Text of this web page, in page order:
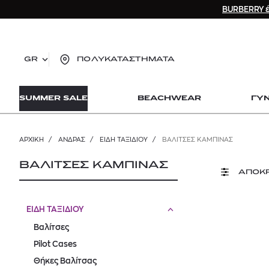
GR ΠΟΛΥΚΑΤΑΣΤΗΜΑΤΑ
SUMMER SALE BEACHWEAR
ΑΡΧΙΚΉ / ΑΝΔΡΑΣ / ΕΙΔΗ ΤΑΞΙΔΙΟΥ / ΒΑΛΊΤΣΕΣ ΚΑΜΠΊΝΑΣ
ΒΑΛΙΤΣΕΣ ΚΑΜΠΙΝΑΣ
ΕΙΔΗ ΤΑΞΙΔΙΟΥ
Βαλίτσες
Pilot Cases
Θήκες Βαλίτσας